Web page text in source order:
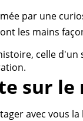
par une
les mains
celle
sur le
avec vous